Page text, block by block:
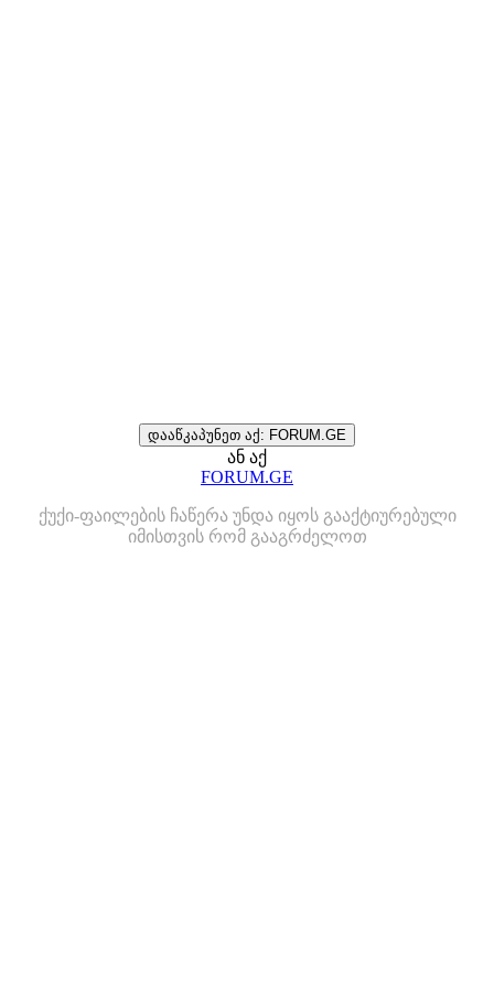
დააწკაპუნეთ აქ: FORUM.GE
ან აქ
FORUM.GE
ქუქი-ფაილების ჩაწერა უნდა იყოს გააქტიურებული
იმისთვის რომ გააგრძელოთ